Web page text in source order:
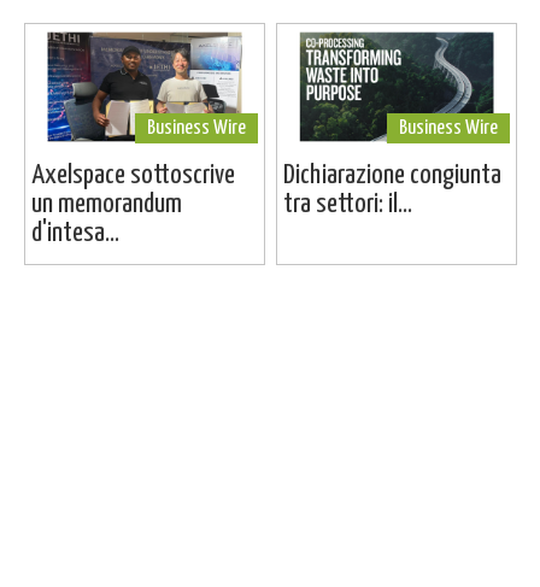
Business Wire
Axelspace sottoscrive
un memorandum
d'intesa...
Business Wire
Dichiarazione congiunta
tra settori: il...